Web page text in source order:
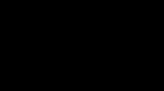
MAYORES A
INTERÉS